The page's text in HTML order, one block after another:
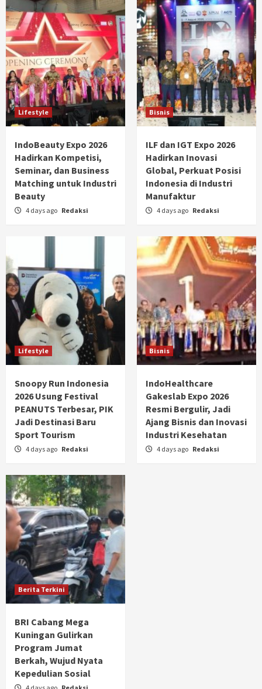
Lifestyle
IndoBeauty Expo 2026
Hadirkan Kompetisi,
Seminar, dan Business
Matching untuk Industri
Beauty
4 days ago Redaksi
Bisnis
ILF dan IGT Expo 2026
Hadirkan Inovasi
Global, Perkuat Posisi
Indonesia di Industri
Manufaktur
4 days ago Redaksi
Lifestyle
Snoopy Run Indonesia
2026 Usung Festival
PEANUTS Terbesar, PIK
Jadi Destinasi Baru
Sport Tourism
4 days ago Redaksi
Bisnis
IndoHealthcare
Gakeslab Expo 2026
Resmi Bergulir, Jadi
Ajang Bisnis dan Inovasi
Industri Kesehatan
4 days ago Redaksi
Berita Terkini
BRI Cabang Mega
Kuningan Gulirkan
Program Jumat
Berkah, Wujud Nyata
Kepedulian Sosial